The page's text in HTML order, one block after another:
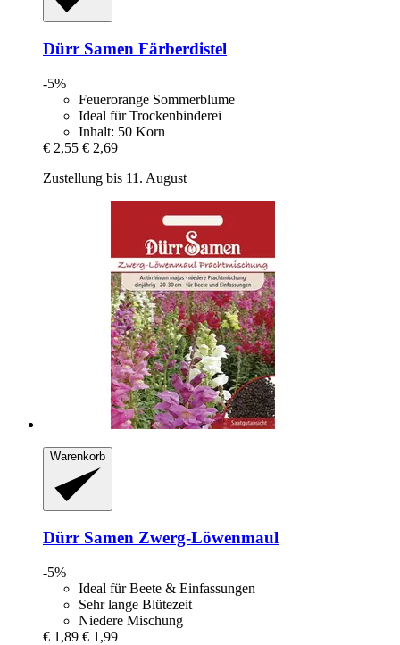
Dürr Samen Färberdistel
-5%
Feuerorange Sommerblume
Ideal für Trockenbinderei
Inhalt: 50 Korn
€ 2,55 € 2,69
Zustellung bis 11. August
Warenkorb
Dürr Samen Zwerg-​Löwenmaul
-5%
Ideal für Beete & Einfassungen
Sehr lange Blütezeit
Niedere Mischung
€ 1,89 € 1,99